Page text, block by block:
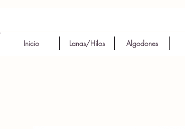
Inicio Lanas/Hilos Algodones